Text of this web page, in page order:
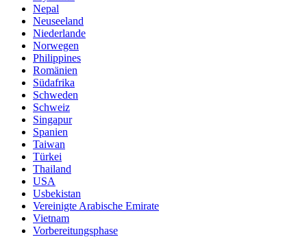
Nepal
Neuseeland
Niederlande
Norwegen
Philippines
Romänien
Südafrika
Schweden
Schweiz
Singapur
Spanien
Taiwan
Türkei
Thailand
USA
Usbekistan
Vereinigte Arabische Emirate
Vietnam
Vorbereitungsphase